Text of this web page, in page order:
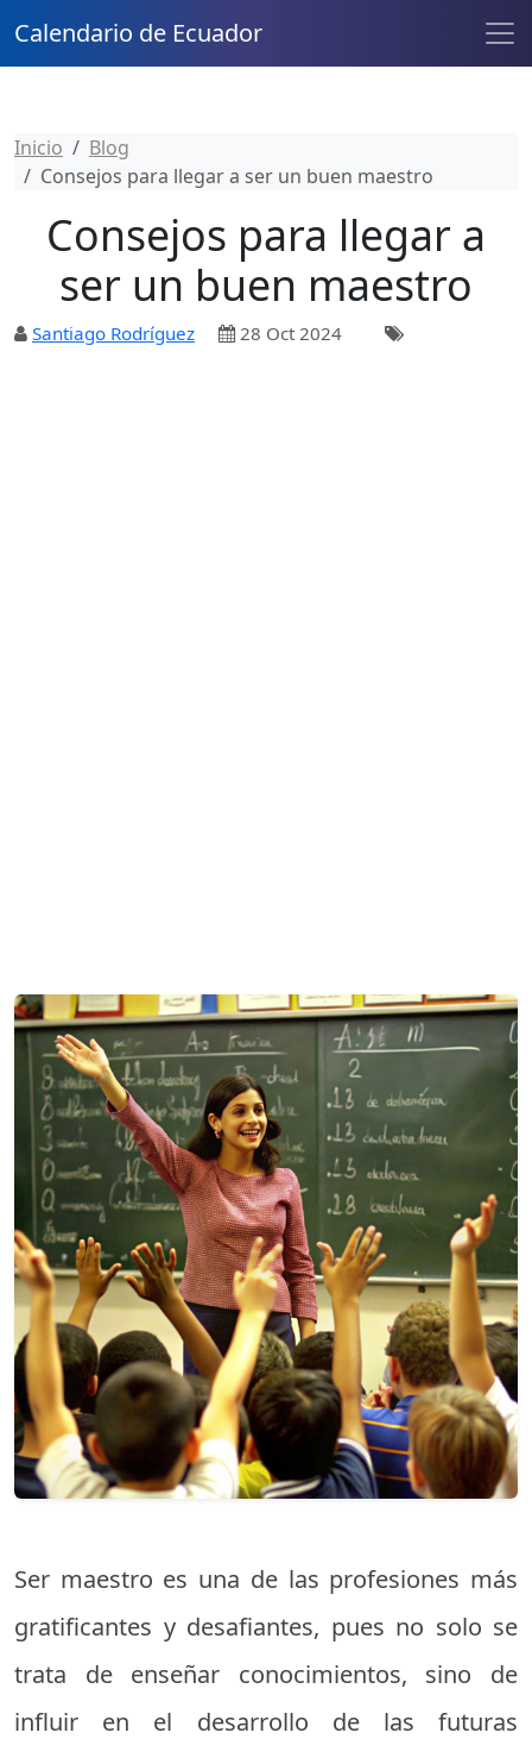
Calendario de Ecuador
Inicio
Blog
Consejos para llegar a ser un buen maestro
Consejos para llegar a
ser un buen maestro
Santiago Rodríguez 28 Oct 2024
Ser maestro es una de las profesiones más
gratificantes y desafiantes, pues no solo se
trata de enseñar conocimientos, sino de
influir en el desarrollo de las futuras